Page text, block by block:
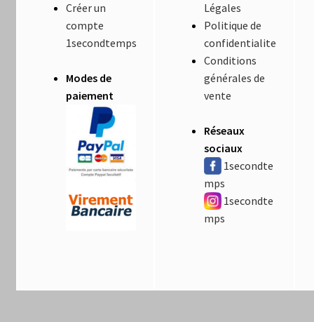
Créer un
compte
1secondtemps
Modes de
paiement
Légales
Politique de
confidentialite
Conditions
générales de
vente
Réseaux
sociaux
1secondte
mps
1secondte
mps